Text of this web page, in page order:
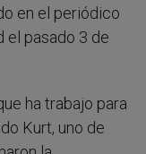
en el periódico
el pasado 3 de
ha trabajo para
Kurt, uno de